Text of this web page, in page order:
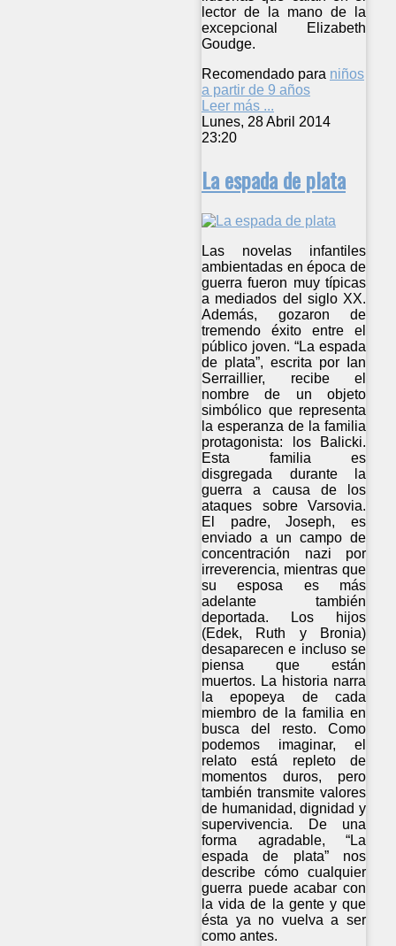
lector de la mano de la
excepcional Elizabeth
Goudge.
Recomendado para niños
a partir de 9 años
Leer más ...
Lunes, 28 Abril 2014
23:20
La espada de plata
Las novelas infantiles
ambientadas en época de
guerra fueron muy típicas
a mediados del siglo XX.
Además, gozaron de
tremendo éxito entre el
público joven. “La espada
de plata”, escrita por Ian
Serraillier, recibe el
nombre de un objeto
simbólico que representa
la esperanza de la familia
protagonista: los Balicki.
Esta familia es
disgregada durante la
guerra a causa de los
ataques sobre Varsovia.
El padre, Joseph, es
enviado a un campo de
concentración nazi por
irreverencia, mientras que
su esposa es más
adelante también
deportada. Los hijos
(Edek, Ruth y Bronia)
desaparecen e incluso se
piensa que están
muertos. La historia narra
la epopeya de cada
miembro de la familia en
busca del resto. Como
podemos imaginar, el
relato está repleto de
momentos duros, pero
también transmite valores
de humanidad, dignidad y
supervivencia. De una
forma agradable, “La
espada de plata” nos
describe cómo cualquier
guerra puede acabar con
la vida de la gente y que
ésta ya no vuelva a ser
como antes.